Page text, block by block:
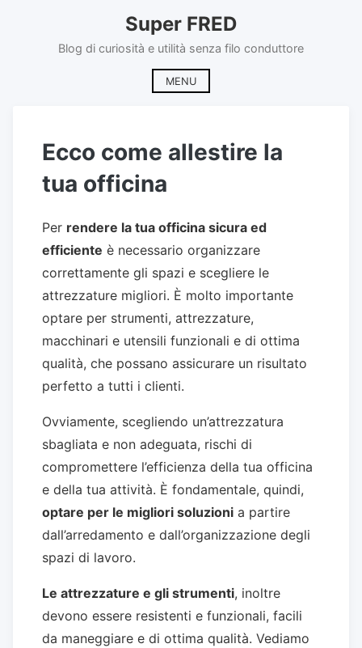
Super FRED
Blog di curiosità e utilità senza filo conduttore
MENU
Ecco come allestire la
tua officina
Per rendere la tua officina sicura ed
efficiente è necessario organizzare
correttamente gli spazi e scegliere le
attrezzature migliori. È molto importante
optare per strumenti, attrezzature,
macchinari e utensili funzionali e di ottima
qualità, che possano assicurare un risultato
perfetto a tutti i clienti.
Ovviamente, scegliendo un’attrezzatura
sbagliata e non adeguata, rischi di
compromettere l’efficienza della tua officina
e della tua attività. È fondamentale, quindi,
optare per le migliori soluzioni a partire
dall’arredamento e dall’organizzazione degli
spazi di lavoro.
Le attrezzature e gli strumenti, inoltre
devono essere resistenti e funzionali, facili
da maneggiare e di ottima qualità. Vediamo